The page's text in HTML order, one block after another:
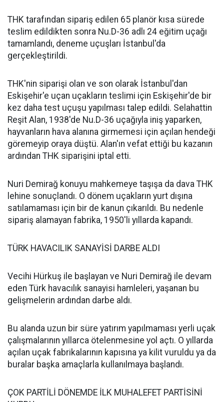
THK tarafından sipariş edilen 65 planör kısa sürede
teslim edildikten sonra Nu.D-36 adlı 24 eğitim uçağı
tamamlandı, deneme uçuşları İstanbul'da
gerçekleştirildi.
THK'nin siparişi olan ve son olarak İstanbul'dan
Eskişehir'e uçan uçakların teslimi için Eskişehir'de bir
kez daha test uçuşu yapılması talep edildi. Selahattin
Reşit Alan, 1938'de Nu.D-36 uçağıyla iniş yaparken,
hayvanların hava alanına girmemesi için açılan hendeği
göremeyip oraya düştü. Alan'ın vefat ettiği bu kazanın
ardından THK siparişini iptal etti.
Nuri Demirağ konuyu mahkemeye taşışa da dava THK
lehine sonuçlandı. O dönem uçakların yurt dışına
satılamaması için bir de kanun çıkarıldı. Bu nedenle
sipariş alamayan fabrika, 1950'li yıllarda kapandı.
TÜRK HAVACILIK SANAYİSİ DARBE ALDI
Vecihi Hürkuş ile başlayan ve Nuri Demirağ ile devam
eden Türk havacılık sanayisi hamleleri, yaşanan bu
gelişmelerin ardından darbe aldı.
Bu alanda uzun bir süre yatırım yapılmaması yerli uçak
çalışmalarının yıllarca ötelenmesine yol açtı. O yıllarda
açılan uçak fabrikalarının kapısına ya kilit vuruldu ya da
buralar başka amaçlarla kullanılmaya başlandı.
ÇOK PARTİLİ DÖNEMDE İLK MUHALEFET PARTİSİNİ